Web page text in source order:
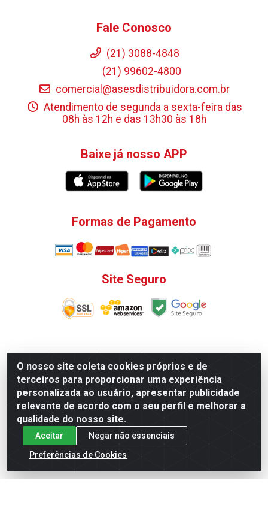
O nosso site coleta cookies próprios e de
terceiros para proporcionar uma experiência
personalizada ao usuário, apresentar publicidade
relevante de acordo com o seu perfil e melhorar a
qualidade do nosso site.
Aceitar
Negar não essenciais
Preferências de Cookies
Fale Conosco
(21) 3088-4848
(21) 99602-4800
comercial@asesdistribuidora.com.br
Atendimento de segunda a sexta-feira das
08h às 12h e das 13h30 às 18h
Baixe já nosso APP
Formas de Pagamento
Site Seguro
V. C. Ferragens LTDA - Rua do Matoso, 132 - Praça da
Bandeira, Rio de Janeiro/ RJ - CEP 20.270-135 - CNPJ
12.324.723/0001-25
Todas as regras de promoções, descontos, preços e
prazos de pagamento e entrega expostos aqui são
válidos apenas para compras via internet. Preços e
estoque sujeito a alterações sem aviso prévio.